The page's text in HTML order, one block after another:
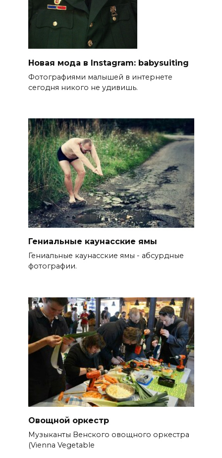
Новая мода в Instagram: babysuiting
Фотографиями малышей в интернете
сегодня никого не удивишь.
Гениальные каунасские ямы
Гениальные каунасские ямы - абсурдные
фотографии.
Овощной оркестр
Музыканты Венского овощного оркестра
(Vienna Vegetable